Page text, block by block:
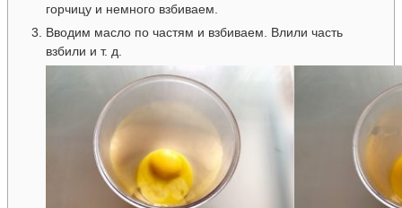
горчицу и немного взбиваем.
Вводим масло по частям и взбиваем. Влили часть
взбили и т. д.